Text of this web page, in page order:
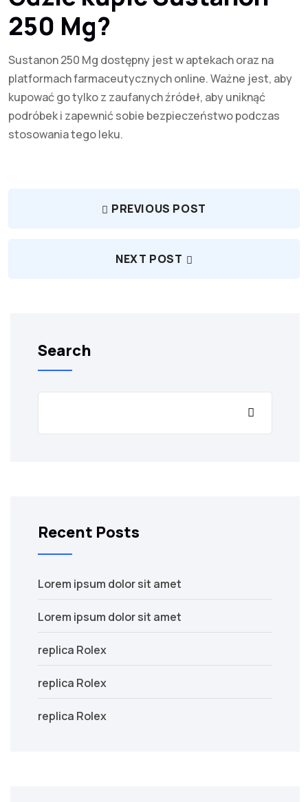
250 Mg?
Sustanon 250 Mg dostępny jest w aptekach oraz na
platformach farmaceutycznych online. Ważne jest, aby
kupować go tylko z zaufanych źródeł, aby uniknąć
podróbek i zapewnić sobie bezpieczeństwo podczas
stosowania tego leku.
PREVIOUS POST
NEXT POST
Search
Recent Posts
Lorem ipsum dolor sit amet
Lorem ipsum dolor sit amet
replica Rolex
replica Rolex
replica Rolex